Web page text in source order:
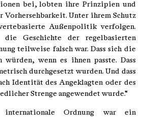
bei, lobten ihre Prinzipien und
Unter ihrem Schutz
Außenpolitik verfolgen.
die Geschichte der regelbasierten
teilweise falsch war. Dass sich die
würden, wenn es ihnen passte. Dass
durchgesetzt wurden. Und dass
Identität des Angeklagten oder des
Strenge angewendet wurde.“
internationale Ordnung war ein